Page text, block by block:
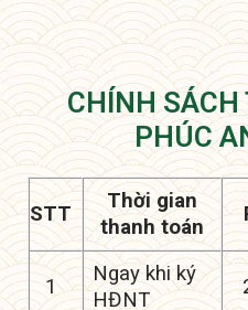
CHÍNH
PHÚC
STT
Thời gian
thanh toán
1
Ngay khi ký
HĐNT